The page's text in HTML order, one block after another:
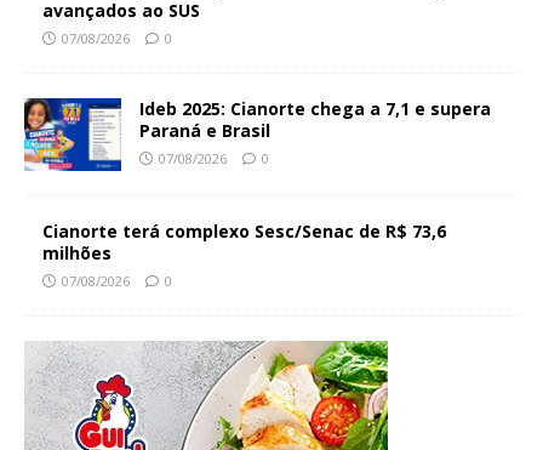
avançados ao SUS
07/08/2026 0
Ideb 2025: Cianorte chega a 7,1 e supera
Paraná e Brasil
07/08/2026 0
Cianorte terá complexo Sesc/Senac de R$ 73,6
milhões
07/08/2026 0